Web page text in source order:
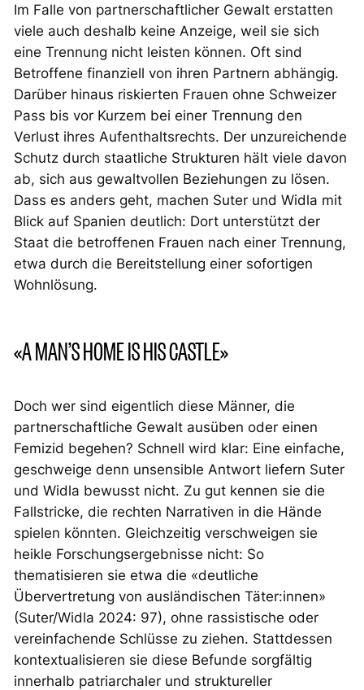
Im Falle von partnerschaftlicher Gewalt erstatten
viele auch deshalb keine Anzeige, weil sie sich
eine Trennung nicht leisten können. Oft sind
Betroffene finanziell von ihren Partnern abhängig.
Darüber hinaus riskierten Frauen ohne Schweizer
Pass bis vor Kurzem bei einer Trennung den
Verlust ihres Aufenthaltsrechts. Der unzureichende
Schutz durch staatliche Strukturen hält viele davon
ab, sich aus gewaltvollen Beziehungen zu lösen.
Dass es anders geht, machen Suter und Widla mit
Blick auf Spanien deutlich: Dort unterstützt der
Staat die betroffenen Frauen nach einer Trennung,
etwa durch die Bereitstellung einer sofortigen
Wohnlösung.
«A MAN’S HOME IS HIS CASTLE»
Doch wer sind eigentlich diese Männer, die
partnerschaftliche Gewalt ausüben oder einen
Femizid begehen? Schnell wird klar: Eine einfache,
geschweige denn unsensible Antwort liefern Suter
und Widla bewusst nicht. Zu gut kennen sie die
Fallstricke, die rechten Narrativen in die Hände
spielen könnten. Gleichzeitig verschweigen sie
heikle Forschungsergebnisse nicht: So
thematisieren sie etwa die «deutliche
Übervertretung von ausländischen Täter:innen»
(Suter/Widla 2024: 97), ohne rassistische oder
vereinfachende Schlüsse zu ziehen. Stattdessen
kontextualisieren sie diese Befunde sorgfältig
innerhalb patriarchaler und struktureller